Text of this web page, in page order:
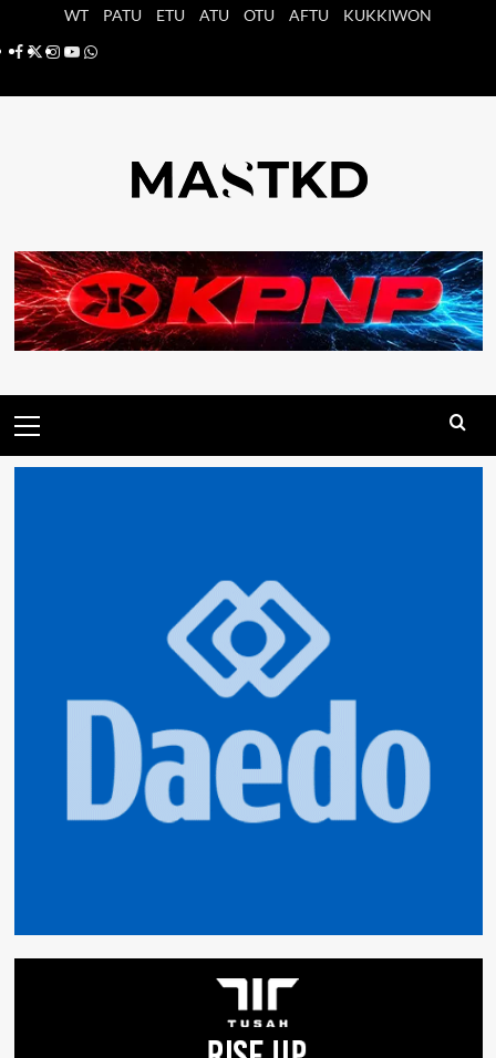
WT PATU ETU ATU OTU AFTU
KUKKIWON
Facebook
X Instagram
YouTube
Whatsapp
principal